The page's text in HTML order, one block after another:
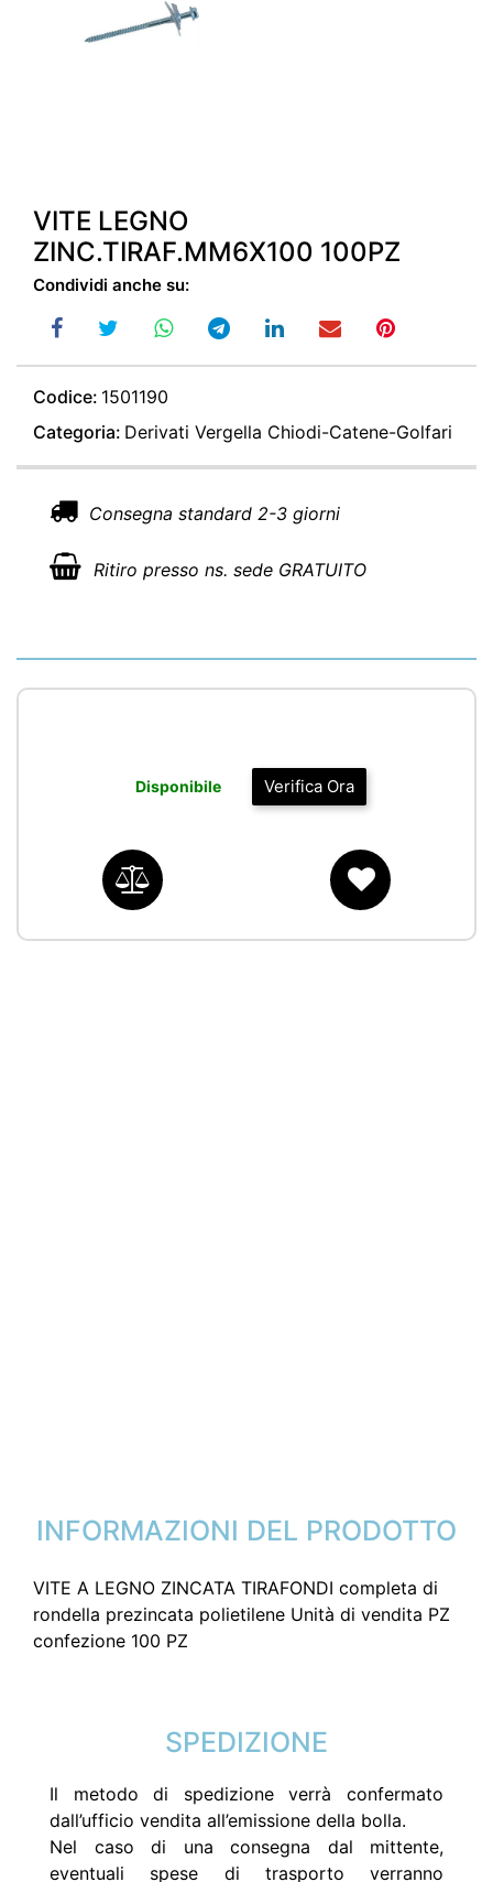
VITE LEGNO
ZINC.TIRAF.MM6X100 100PZ
Condividi anche su:
Codice: 1501190
Categoria: Derivati Vergella Chiodi-Catene-Golfari
Consegna standard 2-3 giorni
Ritiro presso ns. sede GRATUITO
Verifica Ora
Disponibile
INFORMAZIONI DEL PRODOTTO
VITE A LEGNO ZINCATA TIRAFONDI completa di
rondella prezincata polietilene Unità di vendita PZ
confezione 100 PZ
SPEDIZIONE
Il metodo di spedizione verrà confermato
dall’ufficio vendita all’emissione della bolla.
Nel caso di una consegna dal mittente,
eventuali spese di trasporto verranno